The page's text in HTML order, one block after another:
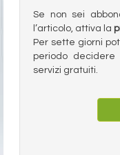
Se non sei
l’articolo, attiva la
Per sette giorni
periodo
servizi gratuiti.